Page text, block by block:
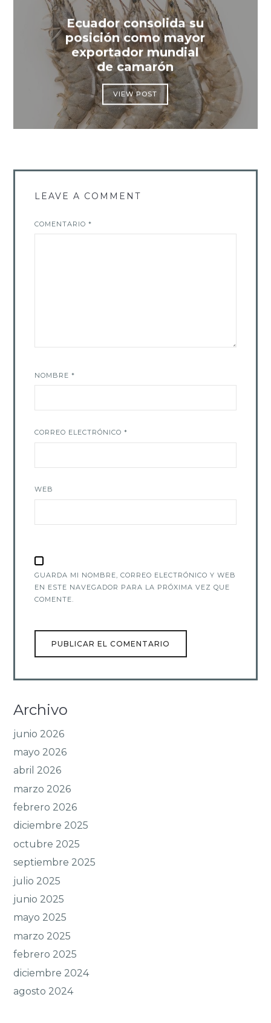
Ecuador consolida su
posición como mayor
exportador mundial
de camarón
VIEW POST
LEAVE A COMMENT
COMENTARIO*
NOMBRE*
CORREO ELECTRÓNICO*
WEB
GUARDA MI NOMBRE, CORREO ELECTRÓNICO Y WEB
EN ESTE NAVEGADOR PARA LA PRÓXIMA VEZ QUE
COMENTE.
Archivo
junio 2026
mayo 2026
abril 2026
marzo 2026
febrero 2026
diciembre 2025
octubre 2025
septiembre 2025
julio 2025
junio 2025
mayo 2025
marzo 2025
febrero 2025
diciembre 2024
agosto 2024